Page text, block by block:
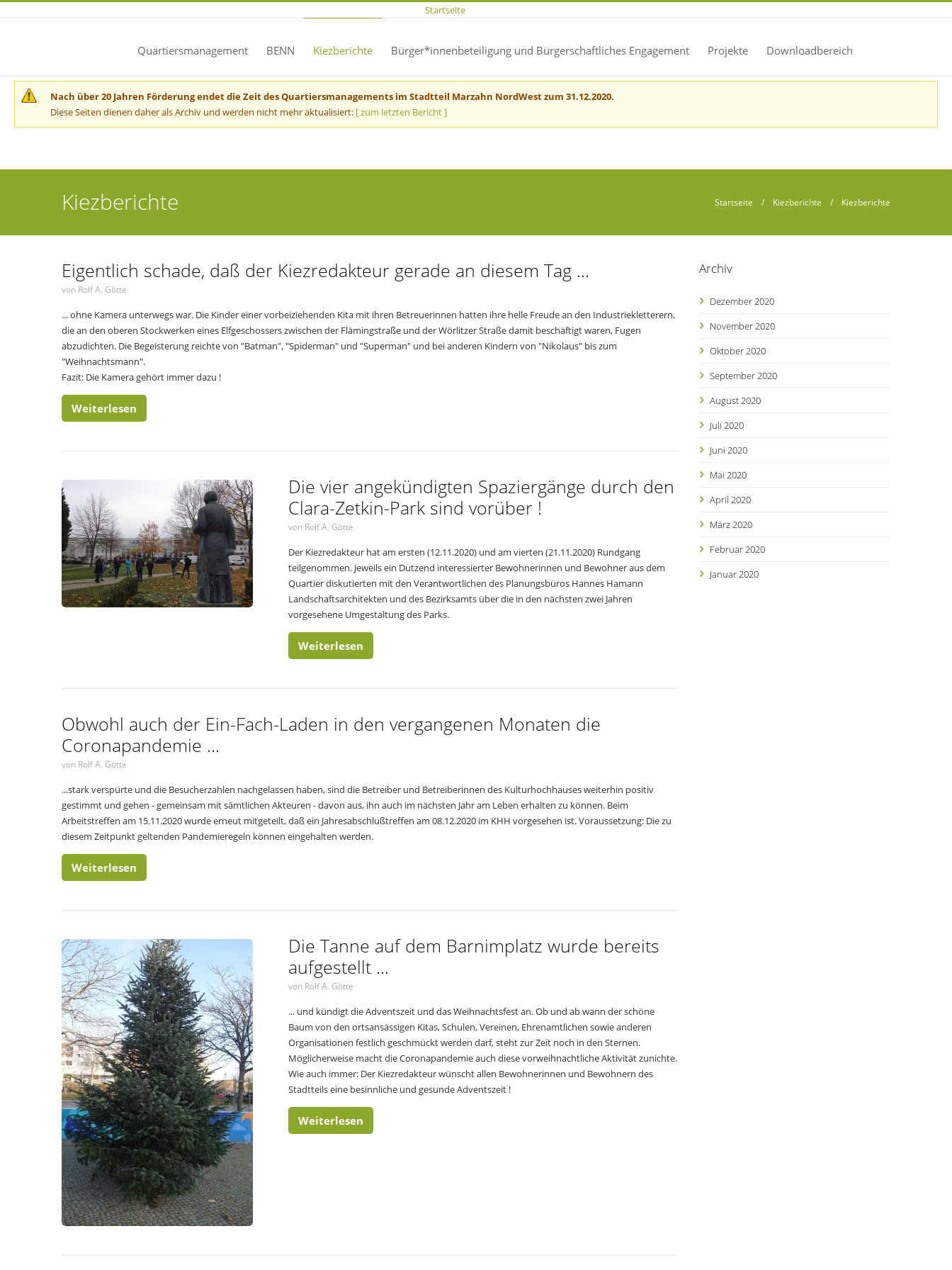
Startseite
Quartiersmanagement BENN Kiezberichte Bürger*innenbeteiligung und Bürgerschaftliches Engagement Projekte Downloadbereich
Hinweise
Nach über 20 Jahren Förderung endet die Zeit des Quartiersmanagements im Stadtteil Marzahn NordWest zum 31.12.2020.
Diese Seiten dienen daher als Archiv und werden nicht mehr aktualisiert: [ zum letzten Bericht ]
Kiezberichte Startseite / Kiezberichte / Kiezberichte
Eigentlich schade, daß der Kiezredakteur gerade an diesem Tag ...
von Rolf A. Götte
... ohne Kamera unterwegs war. Die Kinder einer vorbeiziehenden Kita mit ihren Betreuerinnen hatten ihre helle Freude an den Industriekletterern,
die an den oberen Stockwerken eines Elfgeschossers zwischen der Flämingstraße und der Wörlitzer Straße damit beschäftigt waren, Fugen
abzudichten. Die Begeisterung reichte von "Batman", "Spiderman" und "Superman" und bei anderen Kindern von "Nikolaus" bis zum
"Weihnachtsmann".
Fazit: Die Kamera gehört immer dazu !
Weiterlesen
Die vier angekündigten Spaziergänge durch den
Clara-Zetkin-Park sind vorüber !
von Rolf A. Götte
Der Kiezredakteur hat am ersten (12.11.2020) und am vierten (21.11.2020) Rundgang
teilgenommen. Jeweils ein Dutzend interessierter Bewohnerinnen und Bewohner aus dem
Quartier diskutierten mit den Verantwortlichen des Planungsbüros Hannes Hamann
Landschaftsarchitekten und des Bezirksamts über die in den nächsten zwei Jahren
vorgesehene Umgestaltung des Parks.
Weiterlesen
Obwohl auch der Ein-Fach-Laden in den vergangenen Monaten die
Coronapandemie ...
von Rolf A. Götte
...stark verspürte und die Besucherzahlen nachgelassen haben, sind die Betreiber und Betreiberinnen des Kulturhochhauses weiterhin positiv
gestimmt und gehen - gemeinsam mit sämtlichen Akteuren - davon aus, ihn auch im nächsten Jahr am Leben erhalten zu können. Beim
Arbeitstreffen am 15.11.2020 wurde erneut mitgeteilt, daß ein Jahresabschlußtreffen am 08.12.2020 im KHH vorgesehen ist. Voraussetzung: Die zu
diesem Zeitpunkt geltenden Pandemieregeln können eingehalten werden.
Weiterlesen
Die Tanne auf dem Barnimplatz wurde bereits
aufgestellt ...
von Rolf A. Götte
... und kündigt die Adventszeit und das Weihnachtsfest an. Ob und ab wann der schöne
Baum von den ortsansässigen Kitas, Schulen, Vereinen, Ehrenamtlichen sowie anderen
Organisationen festlich geschmückt werden darf, steht zur Zeit noch in den Sternen.
Möglicherweise macht die Coronapandemie auch diese vorweihnachtliche Aktivität zunichte.
Wie auch immer: Der Kiezredakteur wünscht allen Bewohnerinnen und Bewohnern des
Stadtteils eine besinnliche und gesunde Adventszeit !
Weiterlesen
Seiten Archiv
Dezember 2020
November 2020
Oktober 2020
September 2020
August 2020
Juli 2020
Juni 2020
Mai 2020
April 2020
März 2020
Februar 2020
Januar 2020